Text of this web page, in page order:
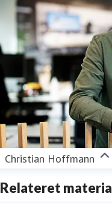
Christian Hoffmann
Relateret